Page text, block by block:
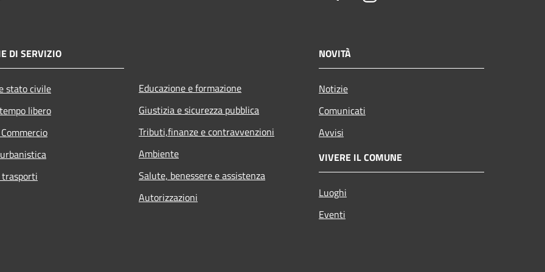
DI SERVIZIO
stato civile
libero
Educazione e formazione
Giustizia e sicurezza pubblica
Tributi,finanze e contravvenzioni
Ambiente
Salute, benessere e assistenza
Autorizzazioni
NOVITÀ
Notizie
Comunicati
Avvisi
VIVERE IL COMUNE
Luoghi
Eventi